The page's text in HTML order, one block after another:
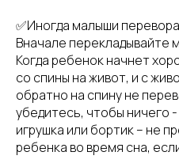
✅Иногда малыши
Вначале перекладывайте
Когда ребенок начнет
со спины на живот, и с
обратно на спину не
убедитесь, чтобы ничего
игрушка или бортик – не
ребенка во время сна,